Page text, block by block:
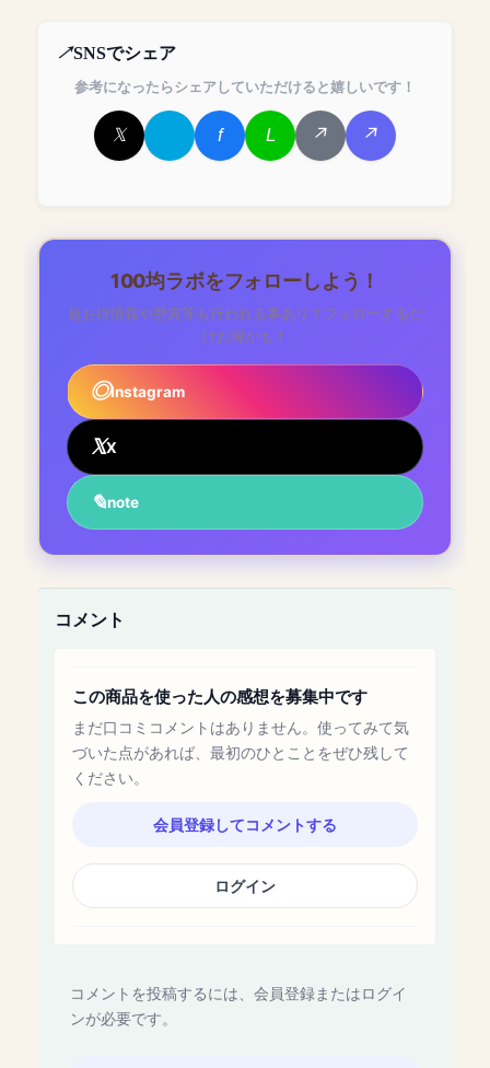
SNSでシェア
参考になったらシェアしていただけると嬉しいです！
100均ラボをフォローしよう！
超お得情報や懸賞等も行われる事あり？フォローするだ
けお得かも！
Instagram
X
note
コメント
この商品を使った人の感想を募集中です
まだ口コミコメントはありません。使ってみて気
づいた点があれば、最初のひとことをぜひ残して
ください。
会員登録してコメントする
ログイン
コメントを投稿するには、会員登録またはログイ
ンが必要です。